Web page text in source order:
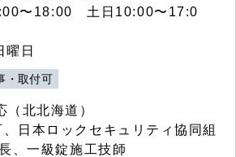
〜18:00 土日10:00〜17:0
曜日
・取付可
（北北海道）
日本ロックセキュリティ協同組
、一級錠施工技師